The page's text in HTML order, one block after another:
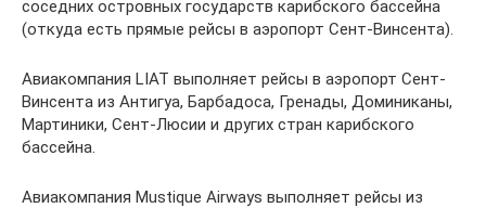
соседних островных государств карибского бассейна
(откуда есть прямые рейсы в аэропорт Сент-Винсента).
Авиакомпания LIAT выполняет рейсы в аэропорт Сент-
Винсента из Антигуа, Барбадоса, Гренады, Доминиканы,
Мартиники, Сент-Люсии и других стран карибского
бассейна.
Авиакомпания Mustique Airways выполняет рейсы из